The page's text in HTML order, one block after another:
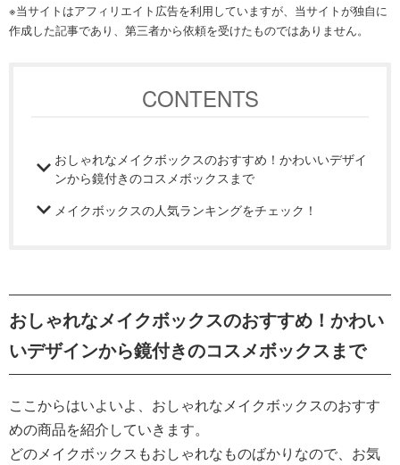
※当サイトはアフィリエイト広告を利用していますが、当サイトが独自に
作成した記事であり、第三者から依頼を受けたものではありません。
CONTENTS
おしゃれなメイクボックスのおすすめ！かわいいデザイ
ンから鏡付きのコスメボックスまで
メイクボックスの人気ランキングをチェック！
おしゃれなメイクボックスのおすすめ！かわい
いデザインから鏡付きのコスメボックスまで
ここからはいよいよ、おしゃれなメイクボックスのおすす
めの商品を紹介していきます。
どのメイクボックスもおしゃれなものばかりなので、お気